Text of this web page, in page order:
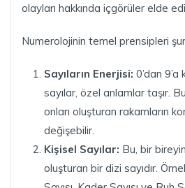
olayları hakkında içgörüler elde
Numerolojinin temel prensipleri
Sayıların Enerjisi: 0’dan
sayılar, özel anlamlar taşır.
onları oluşturan rakamların
değişebilir.
Kişisel Sayılar: Bu, bir
oluşturan bir dizi sayıdır.